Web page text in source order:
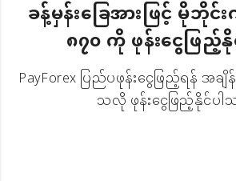
ခန့်မှန်းခြေအားဖြင့် မိုဘိုင်
၈၇၀ ကို ဖုန်းငွေဖြည့်နို
PayForex ပြည်ပဖုန်းငွေဖြည့်ရန် အခ
သလို ဖုန်းငွေဖြည့်နိုင်ပ